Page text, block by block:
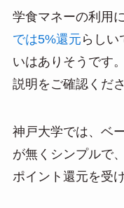
学食マネーの利用
では5%還元 らしい
いはありそうです
説明をご確認くださ
神戸大学では、ベ
が無くシンプルで
ポイント還元を受